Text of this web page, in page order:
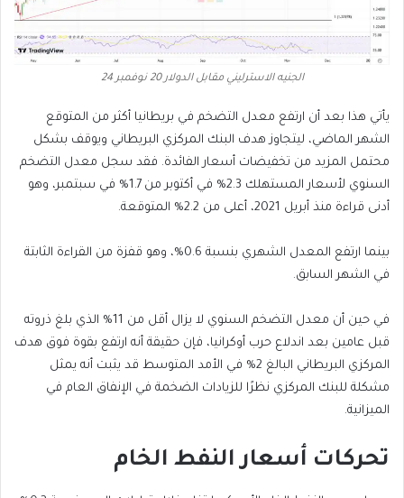
الجنيه الاسترليني مقابل الدولار 20 نوفمبر 24
يأتي هذا بعد أن ارتفع معدل التضخم في بريطانيا أكثر من المتوقع
الشهر الماضي، ليتجاوز هدف البنك المركزي البريطاني ويوقف بشكل
محتمل المزيد من تخفيضات أسعار الفائدة. فقد سجل معدل التضخم
السنوي لأسعار المستهلك 2.3% في أكتوبر من 1.7% في سبتمبر، وهو
أدنى قراءة منذ أبريل 2021، أعلى من 2.2% المتوقعة.
بينما ارتفع المعدل الشهري بنسبة 0.6%، وهو قفزة من القراءة الثابتة
في الشهر السابق.
في حين أن معدل التضخم السنوي لا يزال أقل من 11% الذي بلغ ذروته
قبل عامين بعد اندلاع حرب أوكرانيا، فإن حقيقة أنه ارتفع بقوة فوق هدف
المركزي البريطاني البالغ 2% في الأمد المتوسط ​​قد يثبت أنه يمثل
مشكلة للبنك المركزي نظرًا للزيادات الضخمة في الإنفاق العام في
الميزانية.
تحركات أسعار النفط الخام